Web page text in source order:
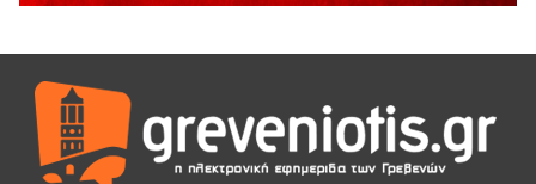
Γρεβενά: Συνελήφθη 18χρονος αλλοδαπός, για κλοπή
εξοπλισμού γυμναστηρίου
5 Αυγούστου 2026
ΑΗ ΛΑΟΣ | 5 Αυγούστου | Υπαίθριο Θέατρο “Καστράκι”,
Γρεβενά